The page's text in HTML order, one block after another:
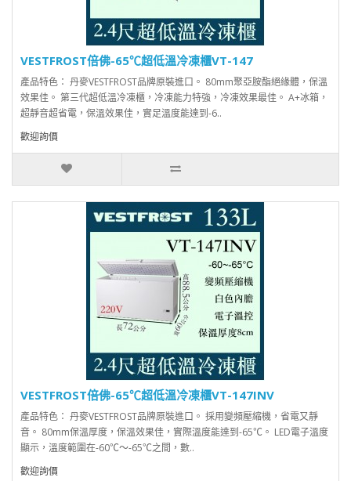
VESTFROST倍佛-65℃超低溫冷凍櫃VT-147
產品特色： 丹麥VESTFROST品牌原裝進口。 80mm聚亞胺酯絕緣體，保溫
效果佳。 第三代超低溫冷凍櫃，冷凍能力特強，冷凍效果最佳。 A+冰箱，
超靜音超省電，保溫效果佳，實足溫度能達到-6..
歡迎詢價
VESTFROST倍佛-65℃超低溫冷凍櫃VT-147INV
產品特色： 丹麥VESTFROST品牌原裝進口。 採用變頻壓縮機，省電又靜
音。 80mm保溫厚度，保溫效果佳，實際溫度能達到-65℃。 LED電子溫度
顯示，溫度範圍在-60℃～-65℃之間，數..
歡迎詢價